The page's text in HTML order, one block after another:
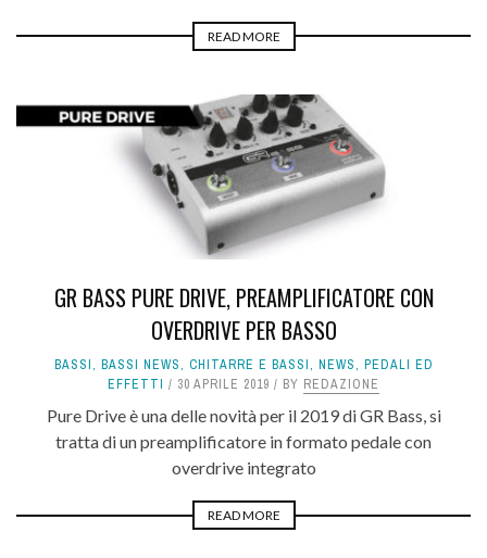
READ MORE
GR BASS PURE DRIVE, PREAMPLIFICATORE CON
OVERDRIVE PER BASSO
BASSI, BASSI NEWS, CHITARRE E BASSI, NEWS, PEDALI ED
EFFETTI
30 APRILE 2019 BY REDAZIONE
Pure Drive è una delle novità per il 2019 di GR Bass, si
tratta di un preamplificatore in formato pedale con
overdrive integrato
READ MORE